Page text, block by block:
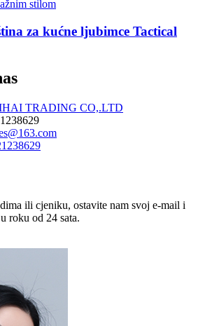
za kućne ljubimce Tactical
TRADING CO,.LTD
ili cjeniku, ostavite nam svoj e-mail i
roku od 24 sata.